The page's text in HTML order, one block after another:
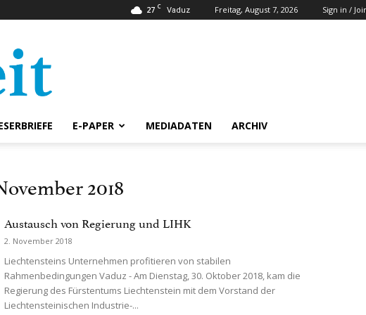
27 C Vaduz Freitag, August 7, 2026 Sign in /
E-PAPER MEDIADATEN ARCHIV
2018
Austausch von Regierung und LIHK
2. November 2018
Liechtensteins Unternehmen profitieren von stabilen
Rahmenbedingungen Vaduz - Am Dienstag, 30. Oktober 2018, kam die
Regierung des Fürstentums Liechtenstein mit dem Vorstand der
Liechtensteinischen Industrie-...